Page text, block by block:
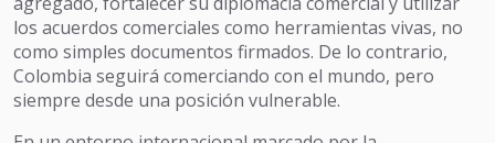
los acuerdos comerciales como herramientas vivas, no
como simples documentos firmados. De lo contrario,
Colombia seguirá comerciando con el mundo, pero
siempre desde una posición vulnerable.